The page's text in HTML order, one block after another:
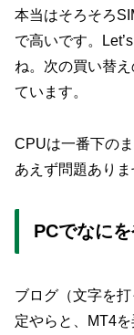
本当はそろそろ
で高いです。
ね。次の買い替
ています。
CPUは一番下の
あえず問題ありま
PCでなに
ブログ（文字を
定やらと、MT4